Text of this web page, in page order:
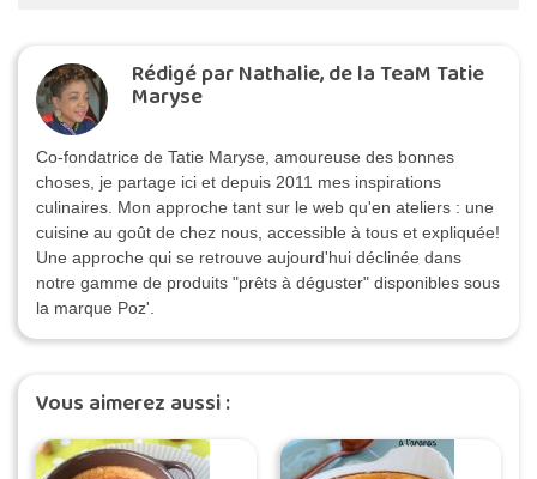
Rédigé par Nathalie, de la TeaM Tatie
Maryse
Co-fondatrice de Tatie Maryse, amoureuse des bonnes
choses, je partage ici et depuis 2011 mes inspirations
culinaires. Mon approche tant sur le web qu'en ateliers : une
cuisine au goût de chez nous, accessible à tous et expliquée!
Une approche qui se retrouve aujourd'hui déclinée dans
notre gamme de produits "prêts à déguster" disponibles sous
la marque Poz'.
Vous aimerez aussi :